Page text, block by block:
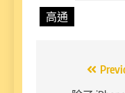
高通